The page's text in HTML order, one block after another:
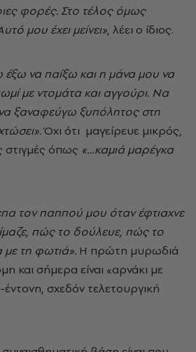
φορές. Στο τέλος όμως
μου έχει μείνει», λέει ο ίδιος.
έξω να παίξω και η μάνα μου να
με ντομάτα και αγγούρι. Να
ξαναφεύγω ξυπόλητος στη
Όχι ότι μαγείρευε μικρός,
στιγμές όπως «…καμιά μαρέγκα
τον παππού μου όταν έφτιαχνε
πώς το δούλευε, πώς το
με τη φωτιά». Η πρώτη μυρωδιά
και σήμερα είναι «αρνάκι με
σχεδόν τελετουργική